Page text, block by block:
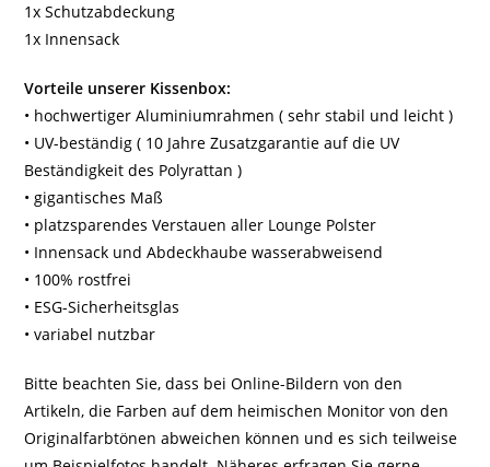
1x Schutzabdeckung
1x Innensack
Vorteile unserer Kissenbox:
• hochwertiger Aluminiumrahmen ( sehr stabil und leicht )
• UV-beständig ( 10 Jahre Zusatzgarantie auf die UV
Beständigkeit des Polyrattan )
• gigantisches Maß
• platzsparendes Verstauen aller Lounge Polster
• Innensack und Abdeckhaube wasserabweisend
• 100% rostfrei
• ESG-Sicherheitsglas
• variabel nutzbar
Bitte beachten Sie, dass bei Online-Bildern von den
Artikeln, die Farben auf dem heimischen Monitor von den
Originalfarbtönen abweichen können und es sich teilweise